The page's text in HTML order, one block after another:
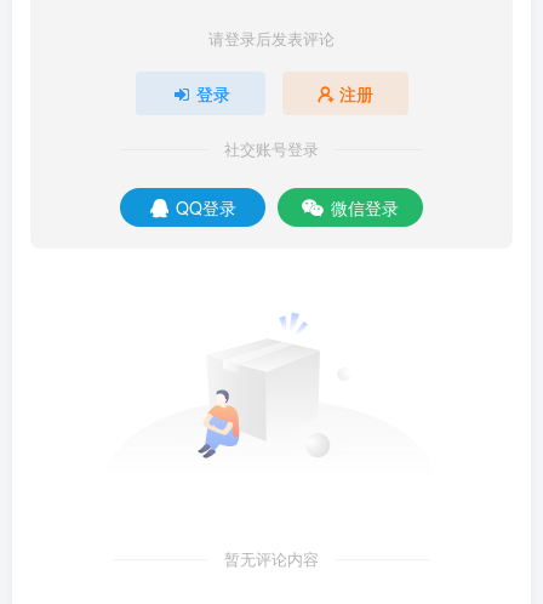
请登录后发表评论
登录 注册
社交账号登录
QQ登录 微信登录
暂无评论内容